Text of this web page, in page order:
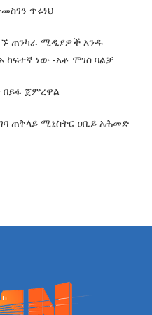
ጥሩነህ
ጠንካራ ሚዲያዎች አንዱ
ከፍተኛ ነው -አቶ ሞገስ ባልቻ
በይፋ ጀምረዋል
ጠቅላይ ሚኒስትር ዐቢይ አሕመድ